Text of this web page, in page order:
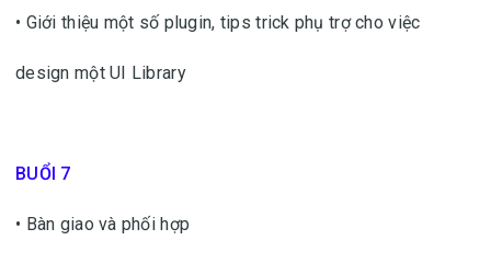
• Giới thiệu một số plugin, tips trick phụ trợ cho việc
design một UI Library
BUỔI 7
• Bàn giao và phối hợp